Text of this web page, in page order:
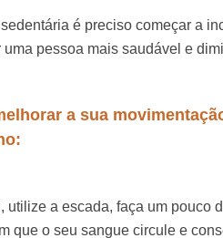
é preciso começar a
pessoa mais saudável e
a sua
utilize a escada, faça um pouco
que o seu sangue circule e